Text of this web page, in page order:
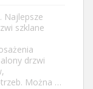
Najlepsze
szklane
drzwi
Można …